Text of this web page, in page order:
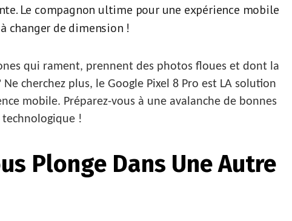
Le compagnon ultime pour une expérience mobile
changer de dimension !
qui rament, prennent des photos floues et dont la
cherchez plus, le Google Pixel 8 Pro est LA solution
mobile. Préparez-vous à une avalanche de bonnes
!
Plonge Dans Une Autre